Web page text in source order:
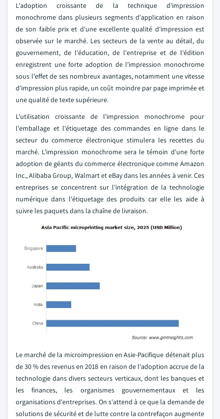
L'adoption croissante de la technique d'impression
monochrome dans plusieurs segments d'application en raison
de son faible prix et d'une excellente qualité d'impression est
observée sur le marché. Les secteurs de la vente au détail, du
gouvernement, de l'éducation, de l'entreprise et de l'édition
enregistrent une forte adoption de l'impression monochrome
sous l'effet de ses nombreux avantages, notamment une vitesse
d'impression plus rapide, un coût moindre par page imprimée et
une qualité de texte supérieure.
L'utilisation croissante de l'impression monochrome pour
l'emballage et l'étiquetage des commandes en ligne dans le
secteur du commerce électronique stimulera les recettes du
marché. L'impression monochrome sera le témoin d'une forte
adoption de géants du commerce électronique comme Amazon
Inc., Alibaba Group, Walmart et eBay dans les années à venir. Ces
entreprises se concentrent sur l'intégration de la technologie
numérique dans l'étiquetage des produits car elle les aide à
suivre les paquets dans la chaîne de livraison.
Le marché de la microimpression en Asie-Pacifique détenait plus
de 30 % des revenus en 2018 en raison de l'adoption accrue de la
technologie dans divers secteurs verticaux, dont les banques et
les finances, les organismes gouvernementaux et les
organisations d'entreprises. On s'attend à ce que la demande de
solutions de sécurité et de lutte contre la contrefaçon augmente